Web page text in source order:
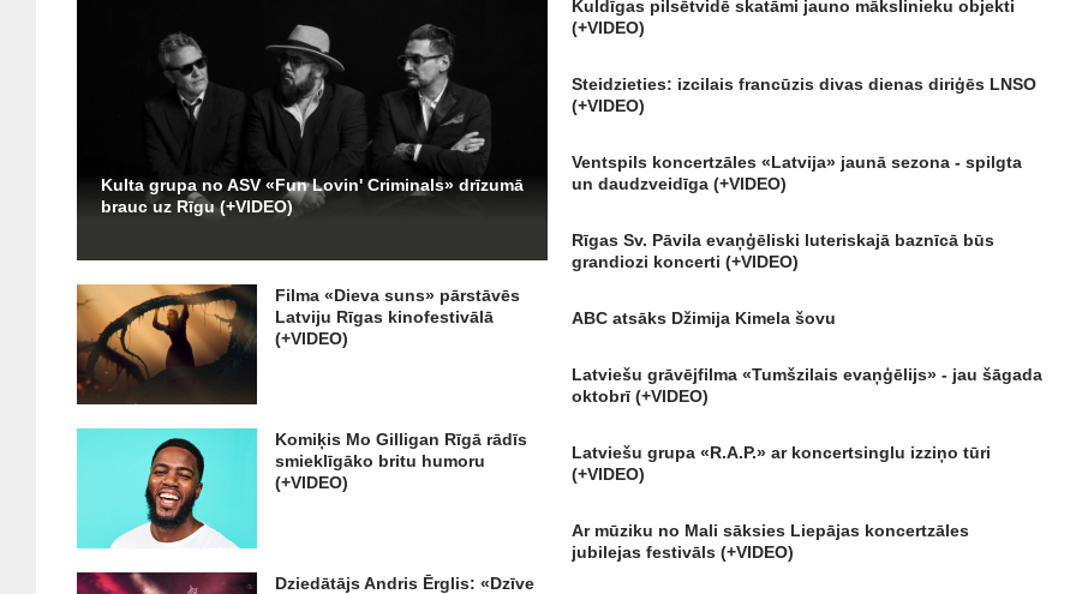
Kulta grupa no ASV «Fun Lovin' Criminals» drīzumā
brauc uz Rīgu (+VIDEO)
Filma «Dieva suns» pārstāvēs
Latviju Rīgas kinofestivālā
(+VIDEO)
Komiķis Mo Gilligan Rīgā rādīs
smieklīgāko britu humoru
(+VIDEO)
Dziedātājs Andris Ērglis: «Dzīve
Kuldīgas pilsētvidē skatāmi jauno mākslinieku objekti
(+VIDEO)
Steidzieties: izcilais francūzis divas dienas diriģēs LNSO
(+VIDEO)
Ventspils koncertzāles «Latvija» jaunā sezona - spilgta
un daudzveidīga (+VIDEO)
Rīgas Sv. Pāvila evaņģēliski luteriskajā baznīcā būs
grandiozi koncerti (+VIDEO)
ABC atsāks Džimija Kimela šovu
Latviešu grāvējfilma «Tumšzilais evaņģēlijs» - jau šāgada
oktobrī (+VIDEO)
Latviešu grupa «R.A.P.» ar koncertsinglu izziņo tūri
(+VIDEO)
Ar mūziku no Mali sāksies Liepājas koncertzāles
jubilejas festivāls (+VIDEO)